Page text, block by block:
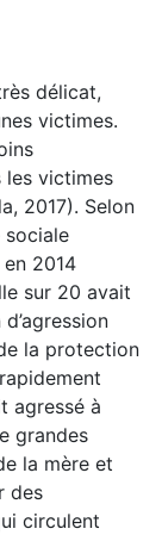
délicat,
victimes.
les victimes
2017). Selon
sociale
2014
sur 20 avait
la protection
agressé à
grandes
la mère et
des
circulent